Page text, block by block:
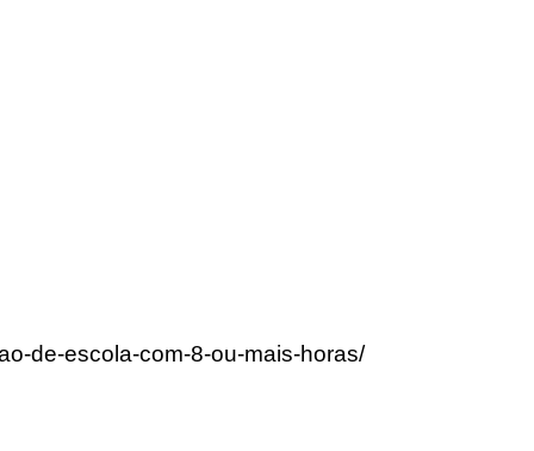
de-escola-com-8-ou-mais-horas/